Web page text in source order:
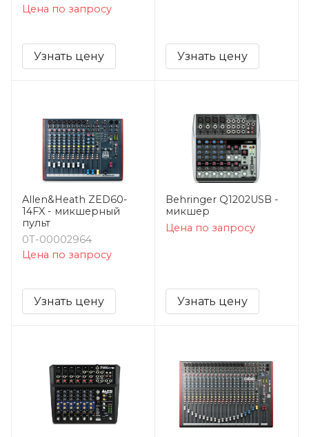
Цена по запросу
Узнать цену Узнать цену
Allen&Heath ZED60-
14FX - микшерный
пульт
0Т-00002964
Цена по запросу
Узнать цену
Behringer Q1202USB -
микшер
Цена по запросу
Узнать цену